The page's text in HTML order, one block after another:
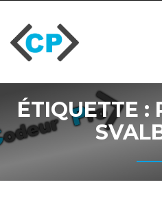
Blog
Vidéo
Formations
Entreprise
je
content
ÉTIQUETTE :